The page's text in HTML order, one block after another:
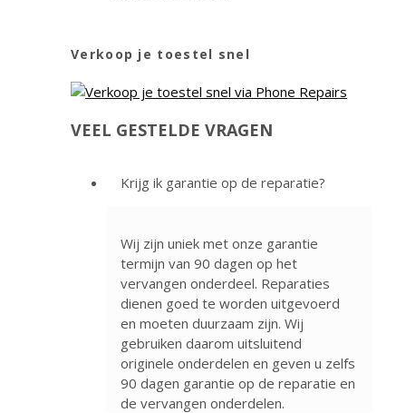
Verkoop je toestel snel
VEEL GESTELDE VRAGEN
Krijg ik garantie op de reparatie?
Wij zijn uniek met onze garantie
termijn van 90 dagen op het
vervangen onderdeel. Reparaties
dienen goed te worden uitgevoerd
en moeten duurzaam zijn. Wij
gebruiken daarom uitsluitend
originele onderdelen en geven u zelfs
90 dagen garantie op de reparatie en
de vervangen onderdelen.